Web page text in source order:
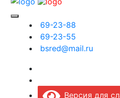
69-23-88
69-23-55
bsred@mail.ru
Версия для